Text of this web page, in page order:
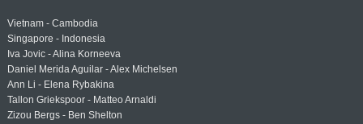
Vietnam - Cambodia
Singapore - Indonesia
Iva Jovic - Alina Korneeva
Daniel Merida Aguilar - Alex Michelsen
Ann Li - Elena Rybakina
Tallon Griekspoor - Matteo Arnaldi
Zizou Bergs - Ben Shelton